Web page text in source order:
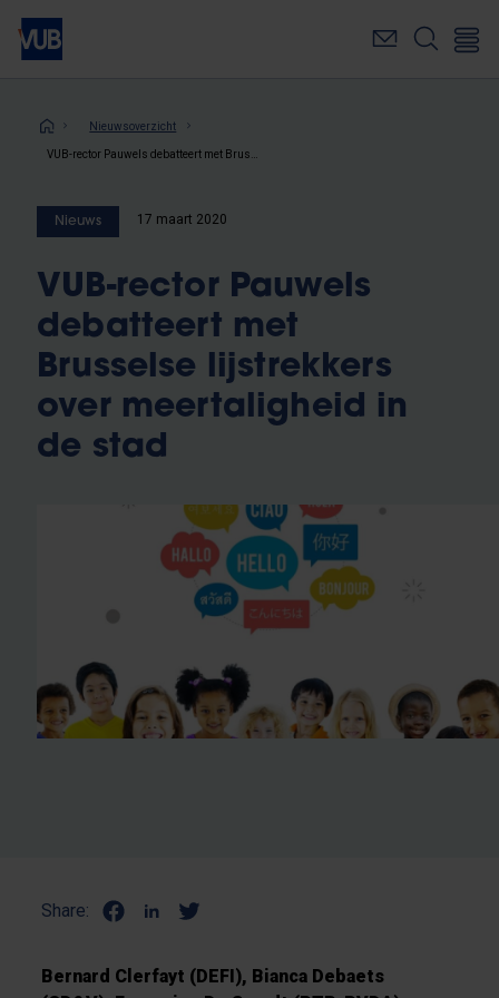
Overslaan
naar
inhoudKruimelpad
Nieuwsoverzicht
Nieuws 17 maart 2020
VUB-rector Pauwels
debatteert met
Brusselse lijstrekkers
over meertaligheid in
de stad
Share:
Bernard Clerfayt (DEFI), Bianca Debaets